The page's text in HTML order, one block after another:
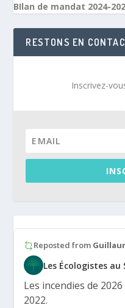
BIlan de mandat 2024-
RESTONS EN
Inscrivez-
Reposted from
Les Écologistes au
Les incendies de
2022.